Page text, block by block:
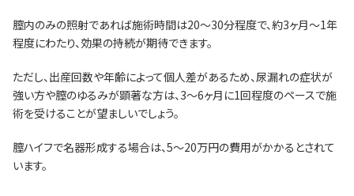
膣内のみの照射であれば施術時間は20～30分程度で、約3ヶ月～1年
程度にわたり、効果の持続が期待できます。
ただし、出産回数や年齢によって個人差があるため、尿漏れの症状が
強い方や膣のゆるみが顕著な方は、3～6ヶ月に1回程度のペースで施
術を受けることが望ましいでしょう。
膣ハイフで名器形成する場合は、5～20万円の費用がかかるとされて
います。